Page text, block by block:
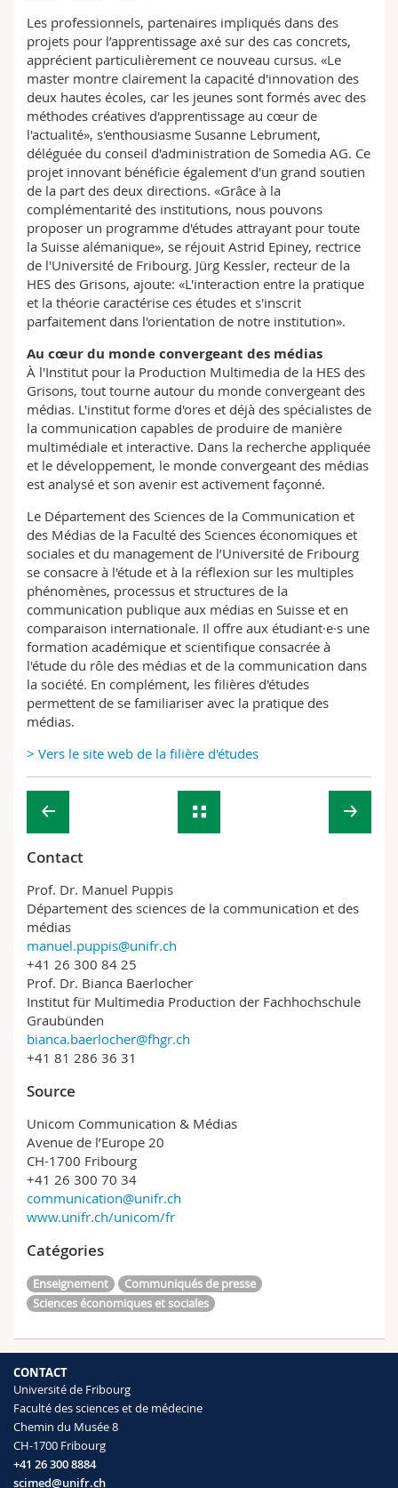
Les professionnels, partenaires impliqués dans des
projets pour l’apprentissage axé sur des cas concrets,
apprécient particulièrement ce nouveau cursus. «Le
master montre clairement la capacité d'innovation des
deux hautes écoles, car les jeunes sont formés avec des
méthodes créatives d'apprentissage au cœur de
l'actualité», s'enthousiasme Susanne Lebrument,
déléguée du conseil d'administration de Somedia AG. Ce
projet innovant bénéficie également d'un grand soutien
de la part des deux directions. «Grâce à la
complémentarité des institutions, nous pouvons
proposer un programme d'études attrayant pour toute
la Suisse alémanique», se réjouit Astrid Epiney, rectrice
de l'Université de Fribourg. Jürg Kessler, recteur de la
HES des Grisons, ajoute: «L'interaction entre la pratique
et la théorie caractérise ces études et s'inscrit
parfaitement dans l'orientation de notre institution».
Au cœur du monde convergeant des médias
À l'Institut pour la Production Multimedia de la HES des
Grisons, tout tourne autour du monde convergeant des
médias. L'institut forme d'ores et déjà des spécialistes de
la communication capables de produire de manière
multimédiale et interactive. Dans la recherche appliquée
et le développement, le monde convergeant des médias
est analysé et son avenir est activement façonné.
Le Département des Sciences de la Communication et
des Médias de la Faculté des Sciences économiques et
sociales et du management de l’Université de Fribourg
se consacre à l'étude et à la réflexion sur les multiples
phénomènes, processus et structures de la
communication publique aux médias en Suisse et en
comparaison internationale. Il offre aux étudiant·e·s une
formation académique et scientifique consacrée à
l'étude du rôle des médias et de la communication dans
la société. En complément, les filières d'études
permettent de se familiariser avec la pratique des
médias.
> Vers le site web de la filière d'études
Contact
Prof. Dr. Manuel Puppis
Département des sciences de la communication et des
médias
manuel.puppis@unifr.ch
+41 26 300 84 25
Prof. Dr. Bianca Baerlocher
Institut für Multimedia Production der Fachhochschule
Graubünden
bianca.baerlocher@fhgr.ch
+41 81 286 36 31
Source
Unicom Communication & Médias
Avenue de l’Europe 20
CH-1700 Fribourg
+41 26 300 70 34
communication@unifr.ch
www.unifr.ch/unicom/fr
Catégories
Enseignement
Communiqués de presse
Sciences économiques et sociales
CONTACT
Université de Fribourg
Faculté des sciences et de médecine
Chemin du Musée 8
CH-1700 Fribourg
+41 26 300 8884
scimed@unifr.ch